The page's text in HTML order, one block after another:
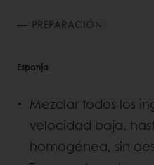
PREPARACIÓN
Esponja
Mezclar todos los
velocidad baja,
homogénea, sin